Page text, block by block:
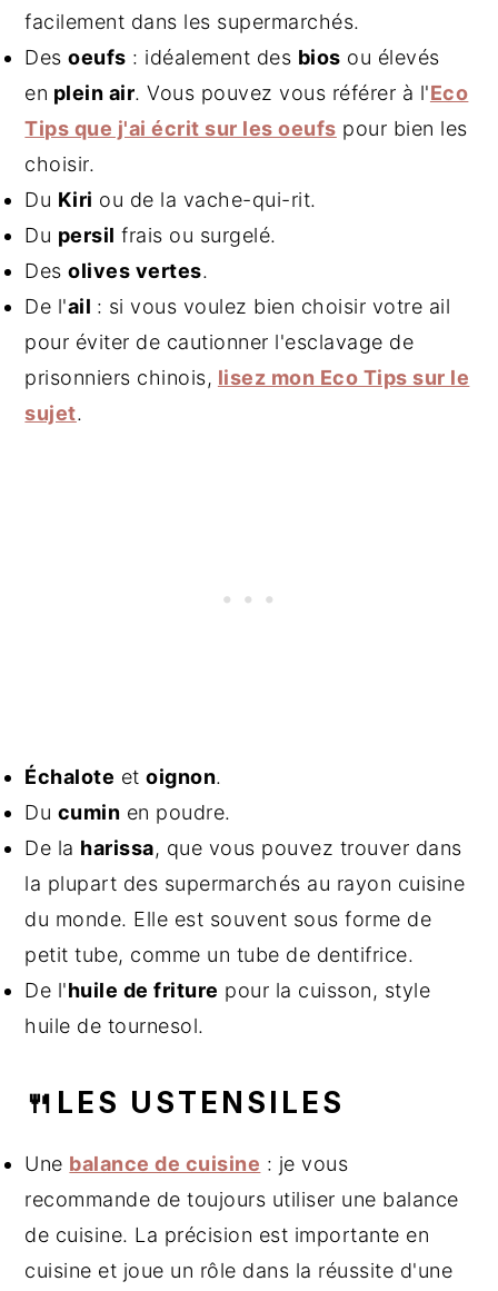
facilement dans les supermarchés.
Desoeufs : idéalement des bios ou élevés
en plein air. Vous pouvez vous référer à l'Eco
Tips que j'ai écrit sur les oeufs pour bien les
choisir.
Du Kiri ou de la vache-qui-rit.
Du persil frais ou surgelé.
Desolives vertes.
De l'ail : si vous voulez bien choisir votre ail
pour éviter de cautionner l'esclavage de
prisonniers chinois, lisez mon Eco Tips sur le
sujet.
Échalote etoignon.
Du cumin en poudre.
De la harissa, que vous pouvez trouver dans
la plupart des supermarchés au rayon cuisine
du monde. Elle est souvent sous forme de
petit tube, comme un tube de dentifrice.
De l'huile de friture pour la cuisson, style
huile de tournesol.
🍴LES USTENSILES
Une balance de cuisine : je vous
recommande de toujours utiliser une balance
de cuisine. La précision est importante en
cuisine et joue un rôle dans la réussite d'une